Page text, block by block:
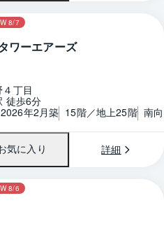
8/7
ワーエアーズ
丁目
徒歩6分
2026年2月築 15階／地上25階 南
気に入り 詳細
1 / 0 間取り
8/6